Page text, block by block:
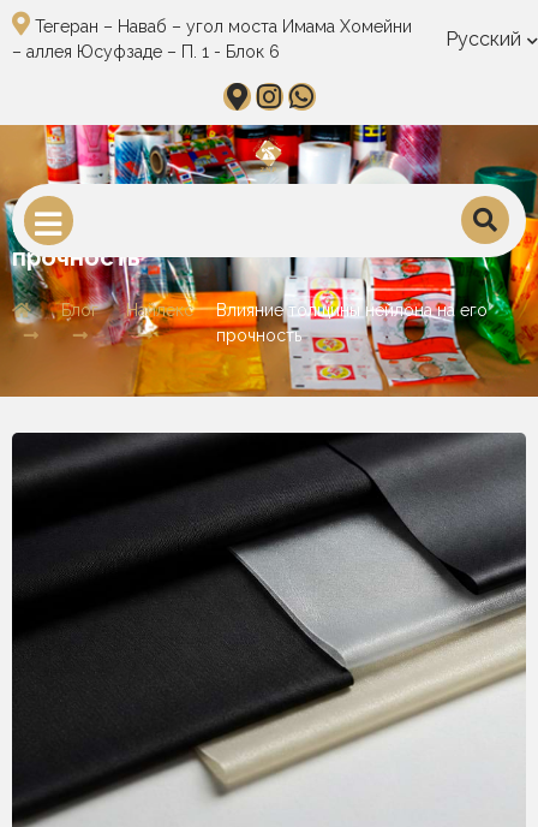
Тегеран – Наваб – угол моста Имама Хомейни
– аллея Юсуфзаде – П. 1 - Блок 6
Русский
Влияние толщины нейлона на его
прочность
Блог Найлекс
Влияние толщины нейлона на его
прочность